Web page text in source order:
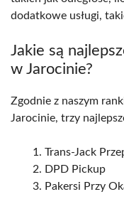
dodatkowe usługi,
Jakie są
w Jarocinie?
Zgodnie z naszym
Jarocinie, trzy
Trans-Jack
DPD Pickup
Pakersi Przy